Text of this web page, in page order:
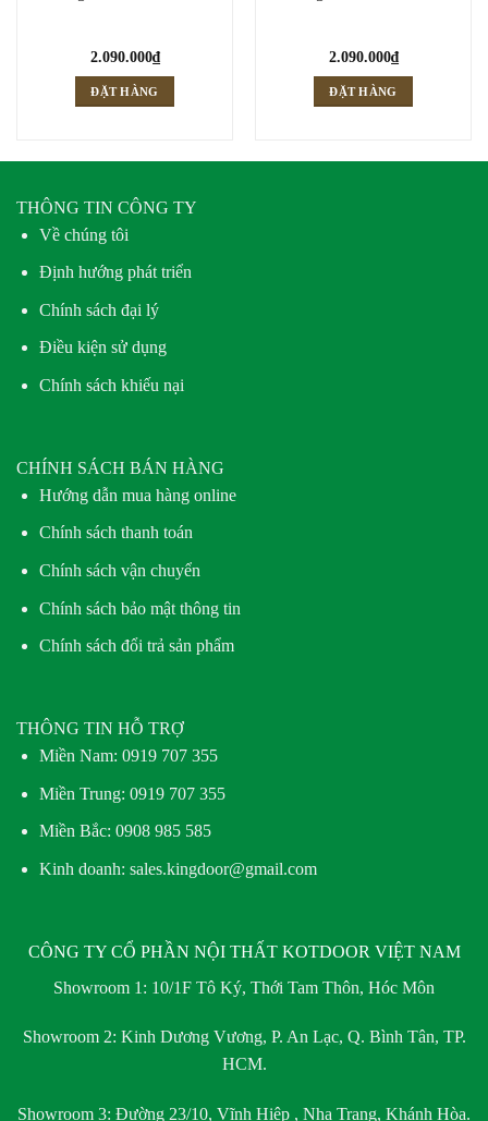
2.090.000₫
ĐẶT HÀNG
2.090.000₫
ĐẶT HÀNG
THÔNG TIN CÔNG TY
Về chúng tôi
Định hướng phát triển
Chính sách đại lý
Điều kiện sử dụng
Chính sách khiếu nại
CHÍNH SÁCH BÁN HÀNG
Hướng dẫn mua hàng online
Chính sách thanh toán
Chính sách vận chuyển
Chính sách bảo mật thông tin
Chính sách đổi trả sản phẩm
THÔNG TIN HỖ TRỢ
Miền Nam: 0919 707 355
Miền Trung: 0919 707 355
Miền Bắc: 0908 985 585
Kinh doanh: sales.kingdoor@gmail.com
CÔNG TY CỔ PHẦN NỘI THẤT KOTDOOR VIỆT NAM
Showroom 1: 10/1F Tô Ký, Thới Tam Thôn, Hóc Môn
Showroom 2: Kinh Dương Vương, P. An Lạc, Q. Bình Tân, TP.
HCM.
Showroom 3: Đường 23/10, Vĩnh Hiệp , Nha Trang, Khánh Hòa.